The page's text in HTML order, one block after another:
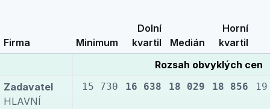
Firma Minimum
Dolní
kvartil
Medián
Horní
kvartil
Rozsah obvyklých cen
Zadavatel
HLAVNÍ
15 730 16 638 18 029 18 856